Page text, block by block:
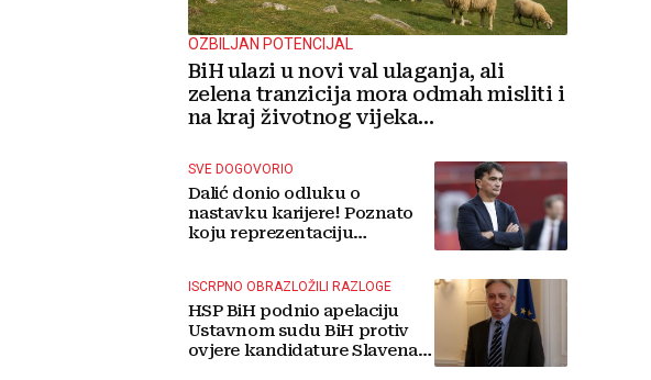
OZBILJAN POTENCIJAL
BiH ulazi u novi val ulaganja, ali
zelena tranzicija mora odmah misliti i
na kraj životnog vijeka
SVE DOGOVORIO
Dalić donio odluku o
nastavku karijere! Poznato
koju reprezentaciju
ISCRPNO OBRAZLOŽILI RAZLOGE
HSP BiH podnio apelaciju
Ustavnom sudu BiH protiv
ovjere kandidature Slavena